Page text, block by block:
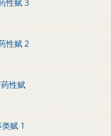
性赋 3
性赋 2
性赋
赋 1